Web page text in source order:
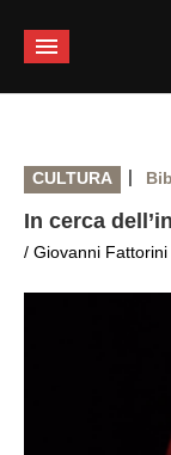
CULTURA |
In cerca
/ Giovanni Fattorini